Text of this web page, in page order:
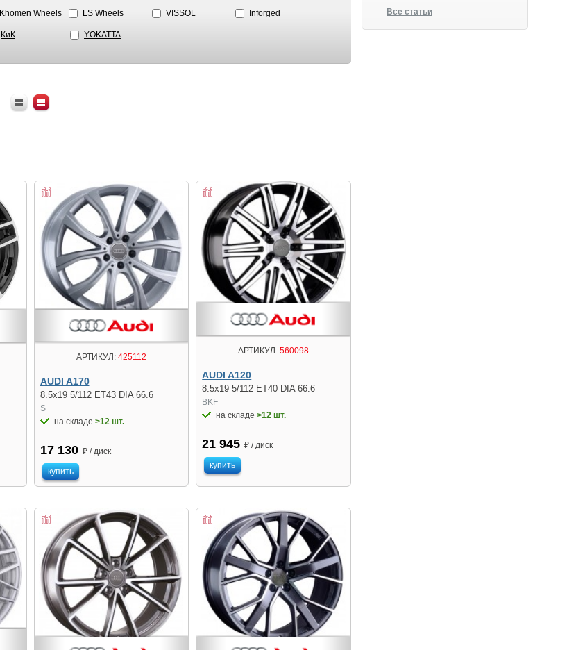
Все статьи
Khomen Wheels LS Wheels VISSOL Inforged
КиК YOKATTA
АРТИКУЛ:425112
AUDI A170
8.5x19 5/112 ET43 DIA 66.6
S
на складе >12 шт.
17 130 ₽ / диск
купить
АРТИКУЛ: 560098
AUDI A120
8.5x19 5/112 ET40 DIA 66.6
BKF
на складе>12 шт.
21 945 ₽ / диск
купить